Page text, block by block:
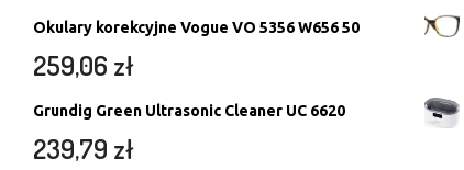
Okulary korekcyjne Vogue VO 5356 W656 50
259,06 zł
Grundig Green Ultrasonic Cleaner UC 6620
239,79 zł